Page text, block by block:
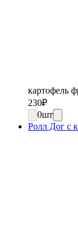
картофель
230₽
0шт
Ролл Дог с